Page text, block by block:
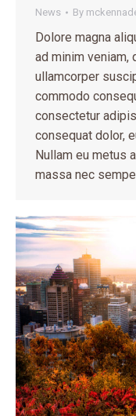
News By
Dolore magna
ad minim veniam,
ullamcorper
commodo
consectetur
consequat dolor,
Nullam eu metus
massa nec